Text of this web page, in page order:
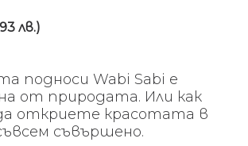
лв.)
подноси Wabi Sabi е
от природата. Или как
откриете красотата в
съвършено.